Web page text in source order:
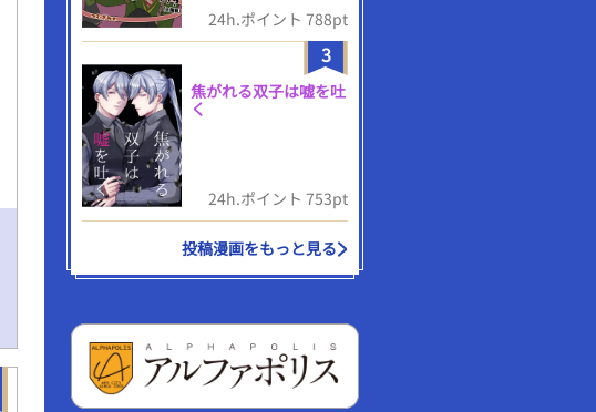
24h.ポイント 788pt
3
焦がれる双子は嘘を吐
く
24h.ポイント 753pt
投稿漫画をもっと見る